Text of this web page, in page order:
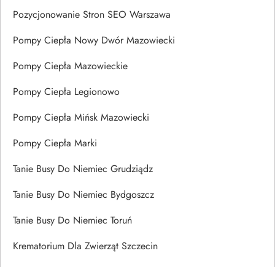
Pozycjonowanie Stron SEO Warszawa
Pompy Ciepła Nowy Dwór Mazowiecki
Pompy Ciepła Mazowieckie
Pompy Ciepła Legionowo
Pompy Ciepła Mińsk Mazowiecki
Pompy Ciepła Marki
Tanie Busy Do Niemiec Grudziądz
Tanie Busy Do Niemiec Bydgoszcz
Tanie Busy Do Niemiec Toruń
Krematorium Dla Zwierząt Szczecin